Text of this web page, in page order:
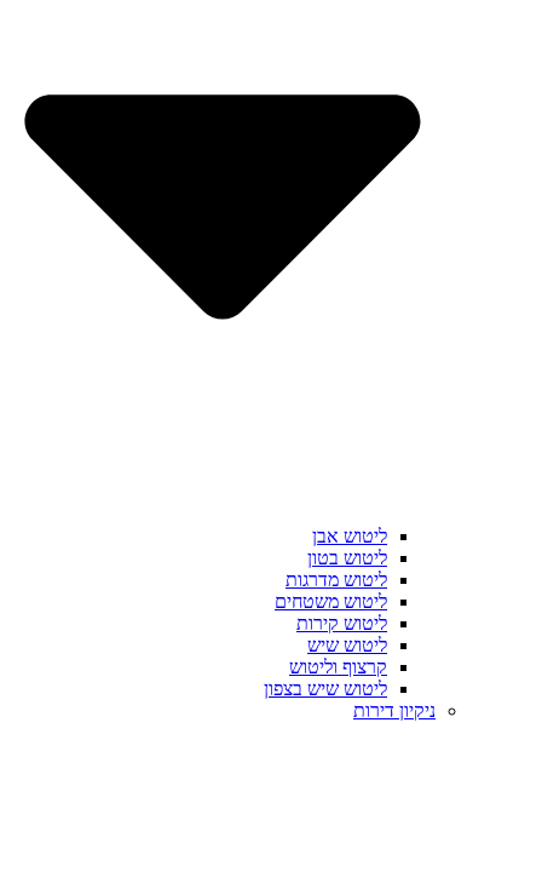
ליטוש אבן
ליטוש בטון
ליטוש מדרגות
ליטוש משטחים
ליטוש קירות
ליטוש שיש
קרצוף וליטוש
ליטוש שיש בצפון
ניקיון דירות